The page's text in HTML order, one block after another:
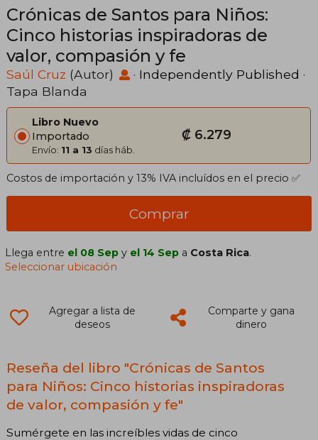
Crónicas de Santos para Niños:
Cinco historias inspiradoras de
valor, compasión y fe
Saúl Cruz (Autor) · Independently Published ·
Tapa Blanda
Libro Nuevo
Importado
Envío: 11 a 13 días háb.
₡ 6.279
Costos de importación y 13% IVA incluídos en el precio ✅
Comprar
Llega entre el 08 Sep y el 14 Sep a Costa Rica.
Seleccionar ubicación
Agregar a lista de
deseos
Comparte y gana
dinero
Reseña del libro "Crónicas de Santos
para Niños: Cinco historias inspiradoras
de valor, compasión y fe"
Sumérgete en las increíbles vidas de cinco